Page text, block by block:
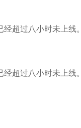
超过八小时未上线。
超过八小时未上线。